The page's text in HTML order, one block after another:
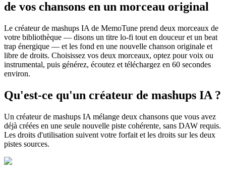
de vos chansons en un morceau original
Le créateur de mashups IA de MemoTune prend deux morceaux de
votre bibliothèque — disons un titre lo-fi tout en douceur et un beat
trap énergique — et les fond en une nouvelle chanson originale et
libre de droits. Choisissez vos deux morceaux, optez pour voix ou
instrumental, puis générez, écoutez et téléchargez en 60 secondes
environ.
Qu'est-ce qu'un créateur de mashups IA ?
Un créateur de mashups IA mélange deux chansons que vous avez
déjà créées en une seule nouvelle piste cohérente, sans DAW requis.
Les droits d'utilisation suivent votre forfait et les droits sur les deux
pistes sources.